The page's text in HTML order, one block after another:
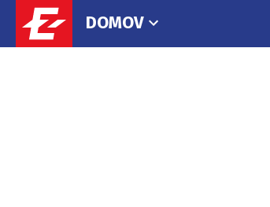
DOMOV